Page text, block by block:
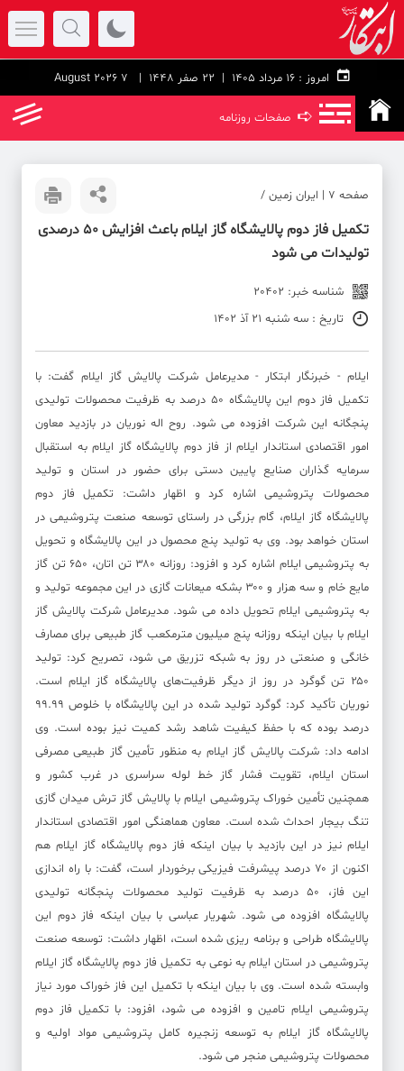
امروز : 22 صفر 1448 | 7 August 2026
➪ صفحات روزنامه
صفحه ۷ | ایران زمین /
تکمیل فاز دوم پالایشگاه گاز ایلام باعث افزایش ۵۰ درصدی
تولیدات می شود
شناسه خبر: 20402
تاریخ : سه شنبه 21 آذ 1402
ایلام - خبرنگار ابتکار - مدیرعامل شرکت پالایش گاز ایلام گفت: با
تکمیل فاز دوم این پالایشگاه ۵۰ درصد به ظرفیت محصولات تولیدی
پنجگانه این شرکت افزوده می شود. روح اله نوریان در بازدید معاون
امور اقتصادی استاندار ایلام از فاز دوم پالایشگاه گاز ایلام به استقبال
سرمایه گذاران صنایع پایین دستی برای حضور در استان و تولید
محصولات پتروشیمی اشاره کرد و اظهار داشت: تکمیل فاز دوم
پالایشگاه گاز ایلام، گام بزرگی در راستای توسعه صنعت پتروشیمی در
استان خواهد بود. وی به تولید پنج محصول در این پالایشگاه و تحویل
به پتروشیمی ایلام اشاره کرد و افزود: روزانه ۳۸۰ تن اتان، ۶۵۰ تن گاز
مایع خام و سه هزار و ۳۰۰ بشکه میعانات گازی در این مجموعه تولید و
به پتروشیمی ایلام تحویل داده می شود. مدیرعامل شرکت پالایش گاز
ایلام با بیان اینکه روزانه پنج میلیون مترمکعب گاز طبیعی برای مصارف
خانگی و صنعتی در روز به شبکه تزریق می شود، تصریح کرد: تولید
۲۵۰ تن گوگرد در روز از دیگر ظرفیت‌های پالایشگاه گاز ایلام است.
نوریان تأکید کرد: گوگرد تولید شده در این پالایشگاه با خلوص ۹۹.۹۹
درصد بوده که با حفظ کیفیت شاهد رشد کمیت نیز بوده است. وی
ادامه داد: شرکت پالایش گاز ایلام به منظور تأمین گاز طبیعی مصرفی
استان ایلام، تقویت فشار گاز خط‌ لوله سراسری در غرب کشور و
همچنین تأمین خوراک پتروشیمی ایلام با پالایش گاز ترش میدان گازی
تنگ بیجار احداث شده است. معاون هماهنگی امور اقتصادی استاندار
ایلام نیز در این بازدید با بیان اینکه فاز دوم پالایشگاه گاز ایلام هم
اکنون از ۷۰ درصد پیشرفت فیزیکی برخوردار است، گفت: با راه اندازی
این فاز، ۵۰ درصد به ظرفیت تولید محصولات پنجگانه تولیدی
پالایشگاه افزوده می شود. شهریار عباسی با بیان اینکه فاز دوم این
پالایشگاه طراحی و برنامه ریزی شده است، اظهار داشت: توسعه صنعت
پتروشیمی در استان ایلام به نوعی به تکمیل فاز دوم پالایشگاه گاز ایلام
وابسته شده است. وی با بیان اینکه با تکمیل این فاز خوراک مورد نیاز
پتروشیمی ایلام تامین و افزوده می شود، افزود: با تکمیل فاز دوم
پالایشگاه گاز ایلام به توسعه زنجیره کامل پتروشیمی مواد اولیه و
محصولات پتروشیمی منجر می شود.